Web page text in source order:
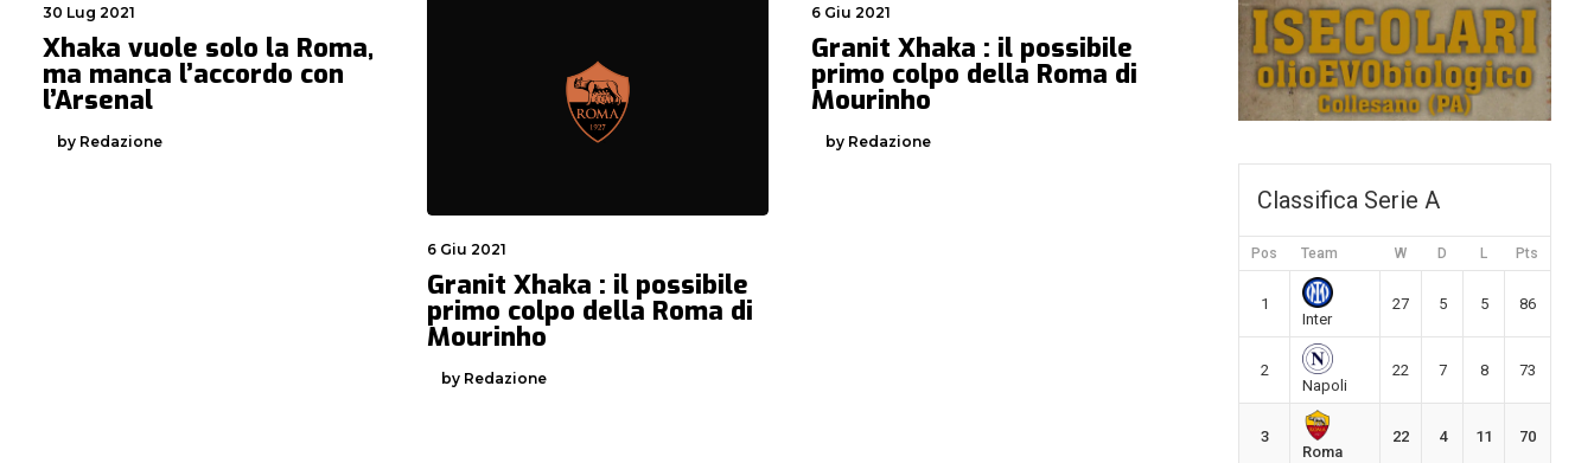
30 Lug 2021
Xhaka vuole solo la Roma,
ma manca l’accordo con
l’Arsenal
by Redazione
6 Giu 2021
Granit Xhaka : il possibile
primo colpo della Roma di
Mourinho
by Redazione
6 Giu 2021
Granit Xhaka : il possibile
primo colpo della Roma di
Mourinho
by Redazione
Classifica Serie A
Pos Team W D L Pts
1
Inter
27 5 5 86
2
Napoli
22 7 8 73
3
Roma
22 4 11 70